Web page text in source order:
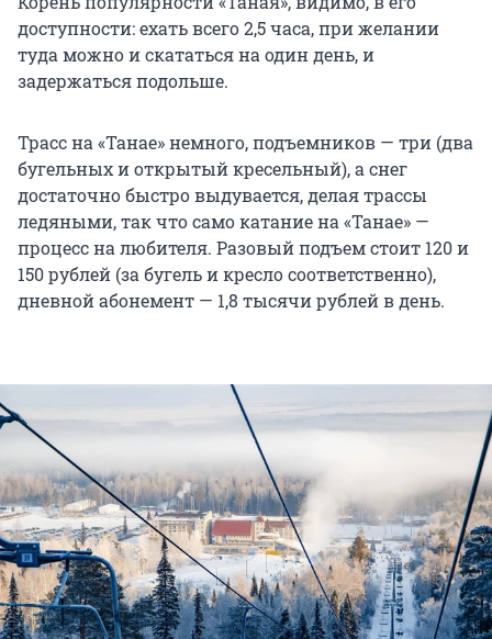
доступности: ехать всего 2,5 часа, при желании
туда можно и скататься на один день, и
задержаться подольше.
Трасс на «Танае» немного, подъемников — три (два
бугельных и открытый кресельный), а снег
достаточно быстро выдувается, делая трассы
ледяными, так что само катание на «Танае» —
процесс на любителя. Разовый подъем стоит 120 и
150 рублей (за бугель и кресло соответственно),
дневной абонемент — 1,8 тысячи рублей в день.